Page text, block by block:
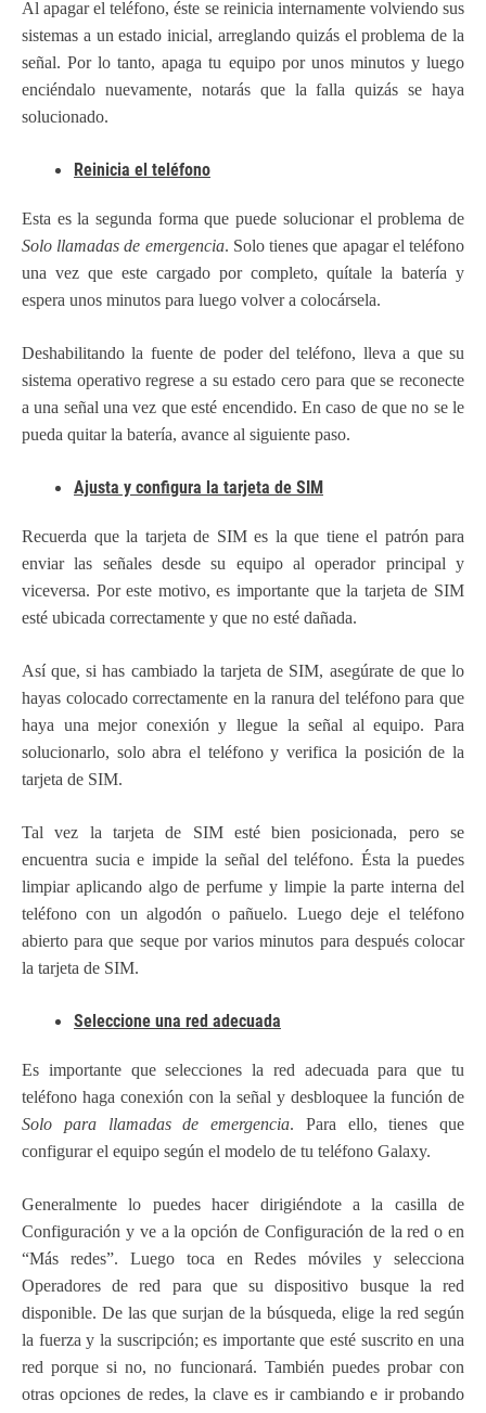
Al apagar el teléfono, éste se reinicia internamente volviendo sus
sistemas a un estado inicial, arreglando quizás el problema de la
señal. Por lo tanto, apaga tu equipo por unos minutos y luego
enciéndalo nuevamente, notarás que la falla quizás se haya
solucionado.
Reinicia el teléfono
Esta es la segunda forma que puede solucionar el problema de
Solo llamadas de emergencia. Solo tienes que apagar el teléfono
una vez que este cargado por completo, quítale la batería y
espera unos minutos para luego volver a colocársela.
Deshabilitando la fuente de poder del teléfono, lleva a que su
sistema operativo regrese a su estado cero para que se reconecte
a una señal una vez que esté encendido. En caso de que no se le
pueda quitar la batería, avance al siguiente paso.
Ajusta y configura la tarjeta de SIM
Recuerda que la tarjeta de SIM es la que tiene el patrón para
enviar las señales desde su equipo al operador principal y
viceversa. Por este motivo, es importante que la tarjeta de SIM
esté ubicada correctamente y que no esté dañada.
Así que, si has cambiado la tarjeta de SIM, asegúrate de que lo
hayas colocado correctamente en la ranura del teléfono para que
haya una mejor conexión y llegue la señal al equipo. Para
solucionarlo, solo abra el teléfono y verifica la posición de la
tarjeta de SIM.
Tal vez la tarjeta de SIM esté bien posicionada, pero se
encuentra sucia e impide la señal del teléfono. Ésta la puedes
limpiar aplicando algo de perfume y limpie la parte interna del
teléfono con un algodón o pañuelo. Luego deje el teléfono
abierto para que seque por varios minutos para después colocar
la tarjeta de SIM.
Seleccione una red adecuada
Es importante que selecciones la red adecuada para que tu
teléfono haga conexión con la señal y desbloquee la función de
Solo para llamadas de emergencia. Para ello, tienes que
configurar el equipo según el modelo de tu teléfono Galaxy.
Generalmente lo puedes hacer dirigiéndote a la casilla de
Configuración y ve a la opción de Configuración de la red o en
“Más redes”. Luego toca en Redes móviles y selecciona
Operadores de red para que su dispositivo busque la red
disponible. De las que surjan de la búsqueda, elige la red según
la fuerza y la suscripción; es importante que esté suscrito en una
red porque si no, no funcionará. También puedes probar con
otras opciones de redes, la clave es ir cambiando e ir probando